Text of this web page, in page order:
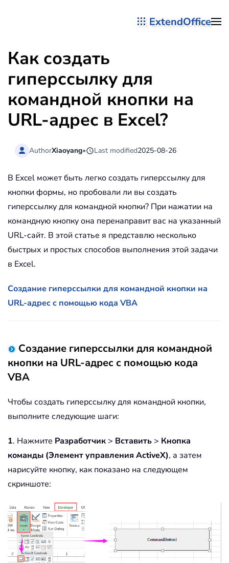
ExtendOffice
Как создать
гиперссылку для
командной кнопки на
URL-адрес в Excel?
AuthorXiaoyang• Last modified2025-08-26
В Excel может быть легко создать гиперссылку для
кнопки формы, но пробовали ли вы создать
гиперссылку для командной кнопки? При нажатии на
командную кнопку она перенаправит вас на указанный
URL-сайт. В этой статье я представлю несколько
быстрых и простых способов выполнения этой задачи
в Excel.
Создание гиперссылки для командной кнопки на
URL-адрес с помощью кода VBA
Создание гиперссылки для командной
кнопки на URL-адрес с помощью кода
VBA
Чтобы создать гиперссылку для командной кнопки,
выполните следующие шаги:
1. Нажмите Разработчик > Вставить > Кнопка
команды (Элемент управления ActiveX), а затем
нарисуйте кнопку, как показано на следующем
скриншоте: